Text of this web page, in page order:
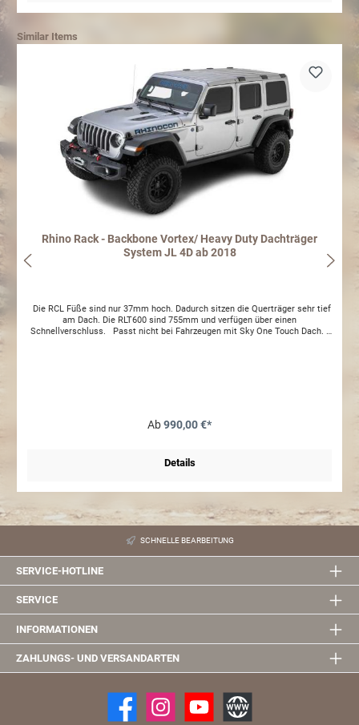
Similar Items
Rhino Rack - Backbone Vortex/ Heavy Duty Dachträger
System JL 4D ab 2018
Die RCL Füße sind nur 37mm hoch. Dadurch sitzen die Querträger sehr tief
am Dach. Die RLT600 sind 755mm und verfügen über einen
Schnellverschluss. Passt nicht bei Fahrzeugen mit Sky One Touch Dach. -
Ab990,00 €*
Details
SCHNELLE BEARBEITUNG
SERVICE-HOTLINE
SERVICE
INFORMATIONEN
ZAHLUNGS- UND VERSANDARTEN